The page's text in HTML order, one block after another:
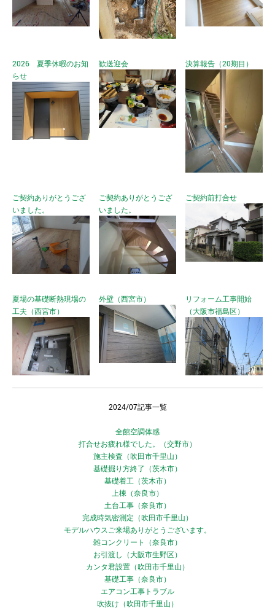
2026 夏季休暇のお知
らせ
歓送迎会 決算報告（20期目）
ご契約ありがとうござ
いました。
ご契約ありがとうござ
いました。
ご契約前打合せ
夏場の基礎断熱現場の
工夫（西宮市）
外壁（西宮市）
リフォーム工事開始
（大阪市福島区）
2024/07記事一覧
全館空調体感
打合せお疲れ様でした。（交野市）
施主検査（吹田市千里山）
基礎掘り方終了（茨木市）
基礎着工（茨木市）
上棟（奈良市）
土台工事（奈良市）
完成時気密測定（吹田市千里山）
モデルハウスご来場ありがとうございます。
雑コンクリート（奈良市）
お引渡し（大阪市生野区）
カンタ君設置（吹田市千里山）
基礎工事（奈良市）
エアコン工事トラブル
吹抜け（吹田市千里山）